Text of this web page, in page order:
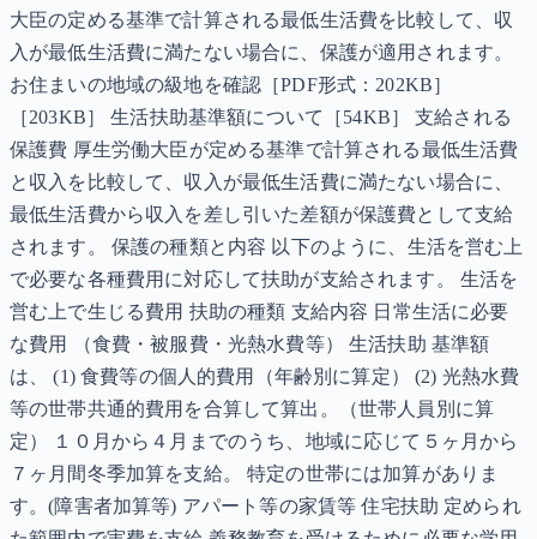
大臣の定める基準で計算される最低生活費を比較して、収
入が最低生活費に満たない場合に、保護が適用されます。
お住まいの地域の級地を確認［PDF形式：202KB］
［203KB］ 生活扶助基準額について［54KB］ 支給される
保護費 厚生労働大臣が定める基準で計算される最低生活費
と収入を比較して、収入が最低生活費に満たない場合に、
最低生活費から収入を差し引いた差額が保護費として支給
されます。 保護の種類と内容 以下のように、生活を営む上
で必要な各種費用に対応して扶助が支給されます。 生活を
営む上で生じる費用 扶助の種類 支給内容 日常生活に必要
な費用 （食費・被服費・光熱水費等） 生活扶助 基準額
は、 (1) 食費等の個人的費用（年齢別に算定） (2) 光熱水費
等の世帯共通的費用を合算して算出。（世帯人員別に算
定） １０月から４月までのうち、地域に応じて５ヶ月から
７ヶ月間冬季加算を支給。 特定の世帯には加算がありま
す。(障害者加算等) アパート等の家賃等 住宅扶助 定められ